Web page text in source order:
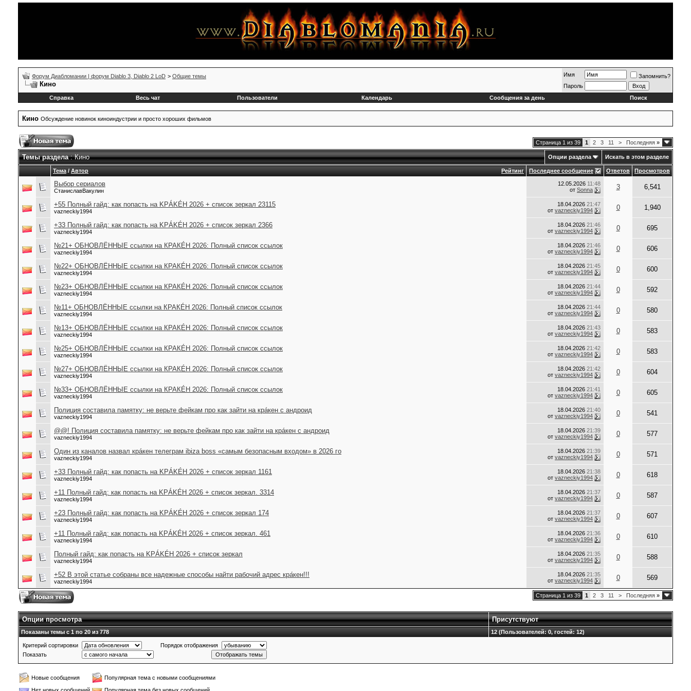
Форум Диабломании | форум Diablo 3, Diablo 2 LoD > Общие темы
Кино
Имя
Запомнить?
Пароль
Справка
Весь чат Пользователи Календарь Сообщения за день Поиск
Кино Обсуждение новинок киноиндустрии и просто хороших фильмов
Страница 1 из 39 1 2 3 11 > Последняя »
Темы раздела: Кино Опции раздела Искать в этом разделе
Рейтинг
Тема / Автор Последнее сообщение Ответов Просмотров
Выбор сериалов
СтаниславВакулин
12.05.2026 11:48
от Sonna 3 6,541
+55 Полный гайд: как попасть на KРÁKÉH 2026 + список зеркал 23115
vazneckiy1994
18.04.2026 21:47
от vazneckiy1994 0 1,940
+33 Полный гайд: как попасть на KРÁKÉH 2026 + список зеркал 2366
vazneckiy1994
18.04.2026 21:46
от vazneckiy1994 0 695
№21+ ОБНОВЛЁННЫЕ ссылки на КРАКÉН 2026: Полный список ссылок
vazneckiy1994
18.04.2026 21:46
от vazneckiy1994 0 606
№22+ ОБНОВЛЁННЫЕ ссылки на КРАКÉН 2026: Полный список ссылок
vazneckiy1994
18.04.2026 21:45
от vazneckiy1994 0 600
№23+ ОБНОВЛЁННЫЕ ссылки на КРАКÉН 2026: Полный список ссылок
vazneckiy1994
18.04.2026 21:44
от vazneckiy1994 0 592
№11+ ОБНОВЛЁННЫЕ ссылки на КРАКÉН 2026: Полный список ссылок
vazneckiy1994
18.04.2026 21:44
от vazneckiy1994 0 580
№13+ ОБНОВЛЁННЫЕ ссылки на КРАКÉН 2026: Полный список ссылок
vazneckiy1994
18.04.2026 21:43
от vazneckiy1994 0 583
№25+ ОБНОВЛЁННЫЕ ссылки на КРАКÉН 2026: Полный список ссылок
vazneckiy1994
18.04.2026 21:42
от vazneckiy1994 0 583
№27+ ОБНОВЛЁННЫЕ ссылки на КРАКÉН 2026: Полный список ссылок
vazneckiy1994
18.04.2026 21:42
от vazneckiy1994 0 604
№33+ ОБНОВЛЁННЫЕ ссылки на КРАКÉН 2026: Полный список ссылок
vazneckiy1994
18.04.2026 21:41
от vazneckiy1994 0 605
Полиция составила памятку: не верьте фейкам про как зайти на крáкен с андроид
vazneckiy1994
18.04.2026 21:40
от vazneckiy1994 0 541
@@! Полиция составила памятку: не верьте фейкам про как зайти на крáкен с андроид
vazneckiy1994
18.04.2026 21:39
от vazneckiy1994 0 577
Один из каналов назвал крáкен телеграм ibiza boss «самым безопасным входом» в 2026 го
vazneckiy1994
18.04.2026 21:39
от vazneckiy1994 0 571
+33 Полный гайд: как попасть на KРÁKÉH 2026 + список зеркал 1161
vazneckiy1994
18.04.2026 21:38
от vazneckiy1994 0 618
+11 Полный гайд: как попасть на KРÁKÉH 2026 + список зеркал. 3314
vazneckiy1994
18.04.2026 21:37
от vazneckiy1994 0 587
+23 Полный гайд: как попасть на KРÁKÉH 2026 + список зеркал 174
vazneckiy1994
18.04.2026 21:37
от vazneckiy1994 0 607
+11 Полный гайд: как попасть на KРÁKÉH 2026 + список зеркал. 461
vazneckiy1994
18.04.2026 21:36
от vazneckiy1994 0 610
Полный гайд: как попасть на KРÁKÉH 2026 + список зеркал
vazneckiy1994
18.04.2026 21:35
от vazneckiy1994 0 588
+52 В этой статье собраны все надежные способы найти рабочий адрес кра́кен!!!
vazneckiy1994
18.04.2026 21:35
от vazneckiy1994 0 569
Страница 1 из 39 1 2 3 11 > Последняя »
Опции просмотра Присутствуют
Показаны темы с 1 по 20 из 778 12 (Пользователей: 0, гостей: 12)
Критерий сортировки
Порядок отображения
Показать
Новые сообщения
Популярная тема с новыми сообщениями